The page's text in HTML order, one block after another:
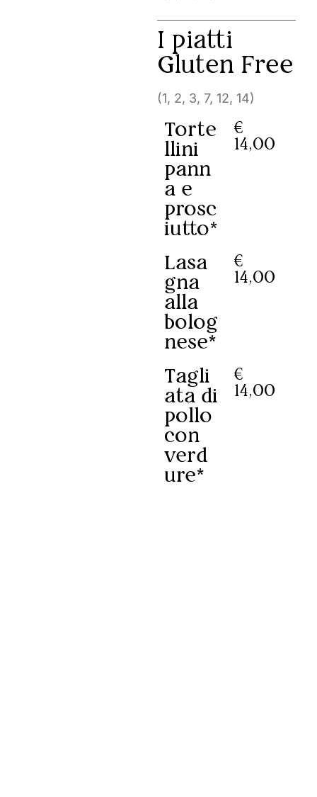
I piatti
Gluten Free
(1, 2, 3, 7, 12, 14)
Torte
llini
pann
a e
prosc
iutto*
€
14,00
Lasa
gna
alla
bolog
nese*
€
14,00
Tagli
ata di
pollo
con
verd
ure*
€
14,00